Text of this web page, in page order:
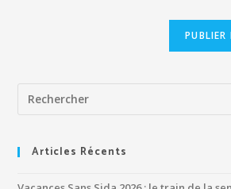
Articles Récents